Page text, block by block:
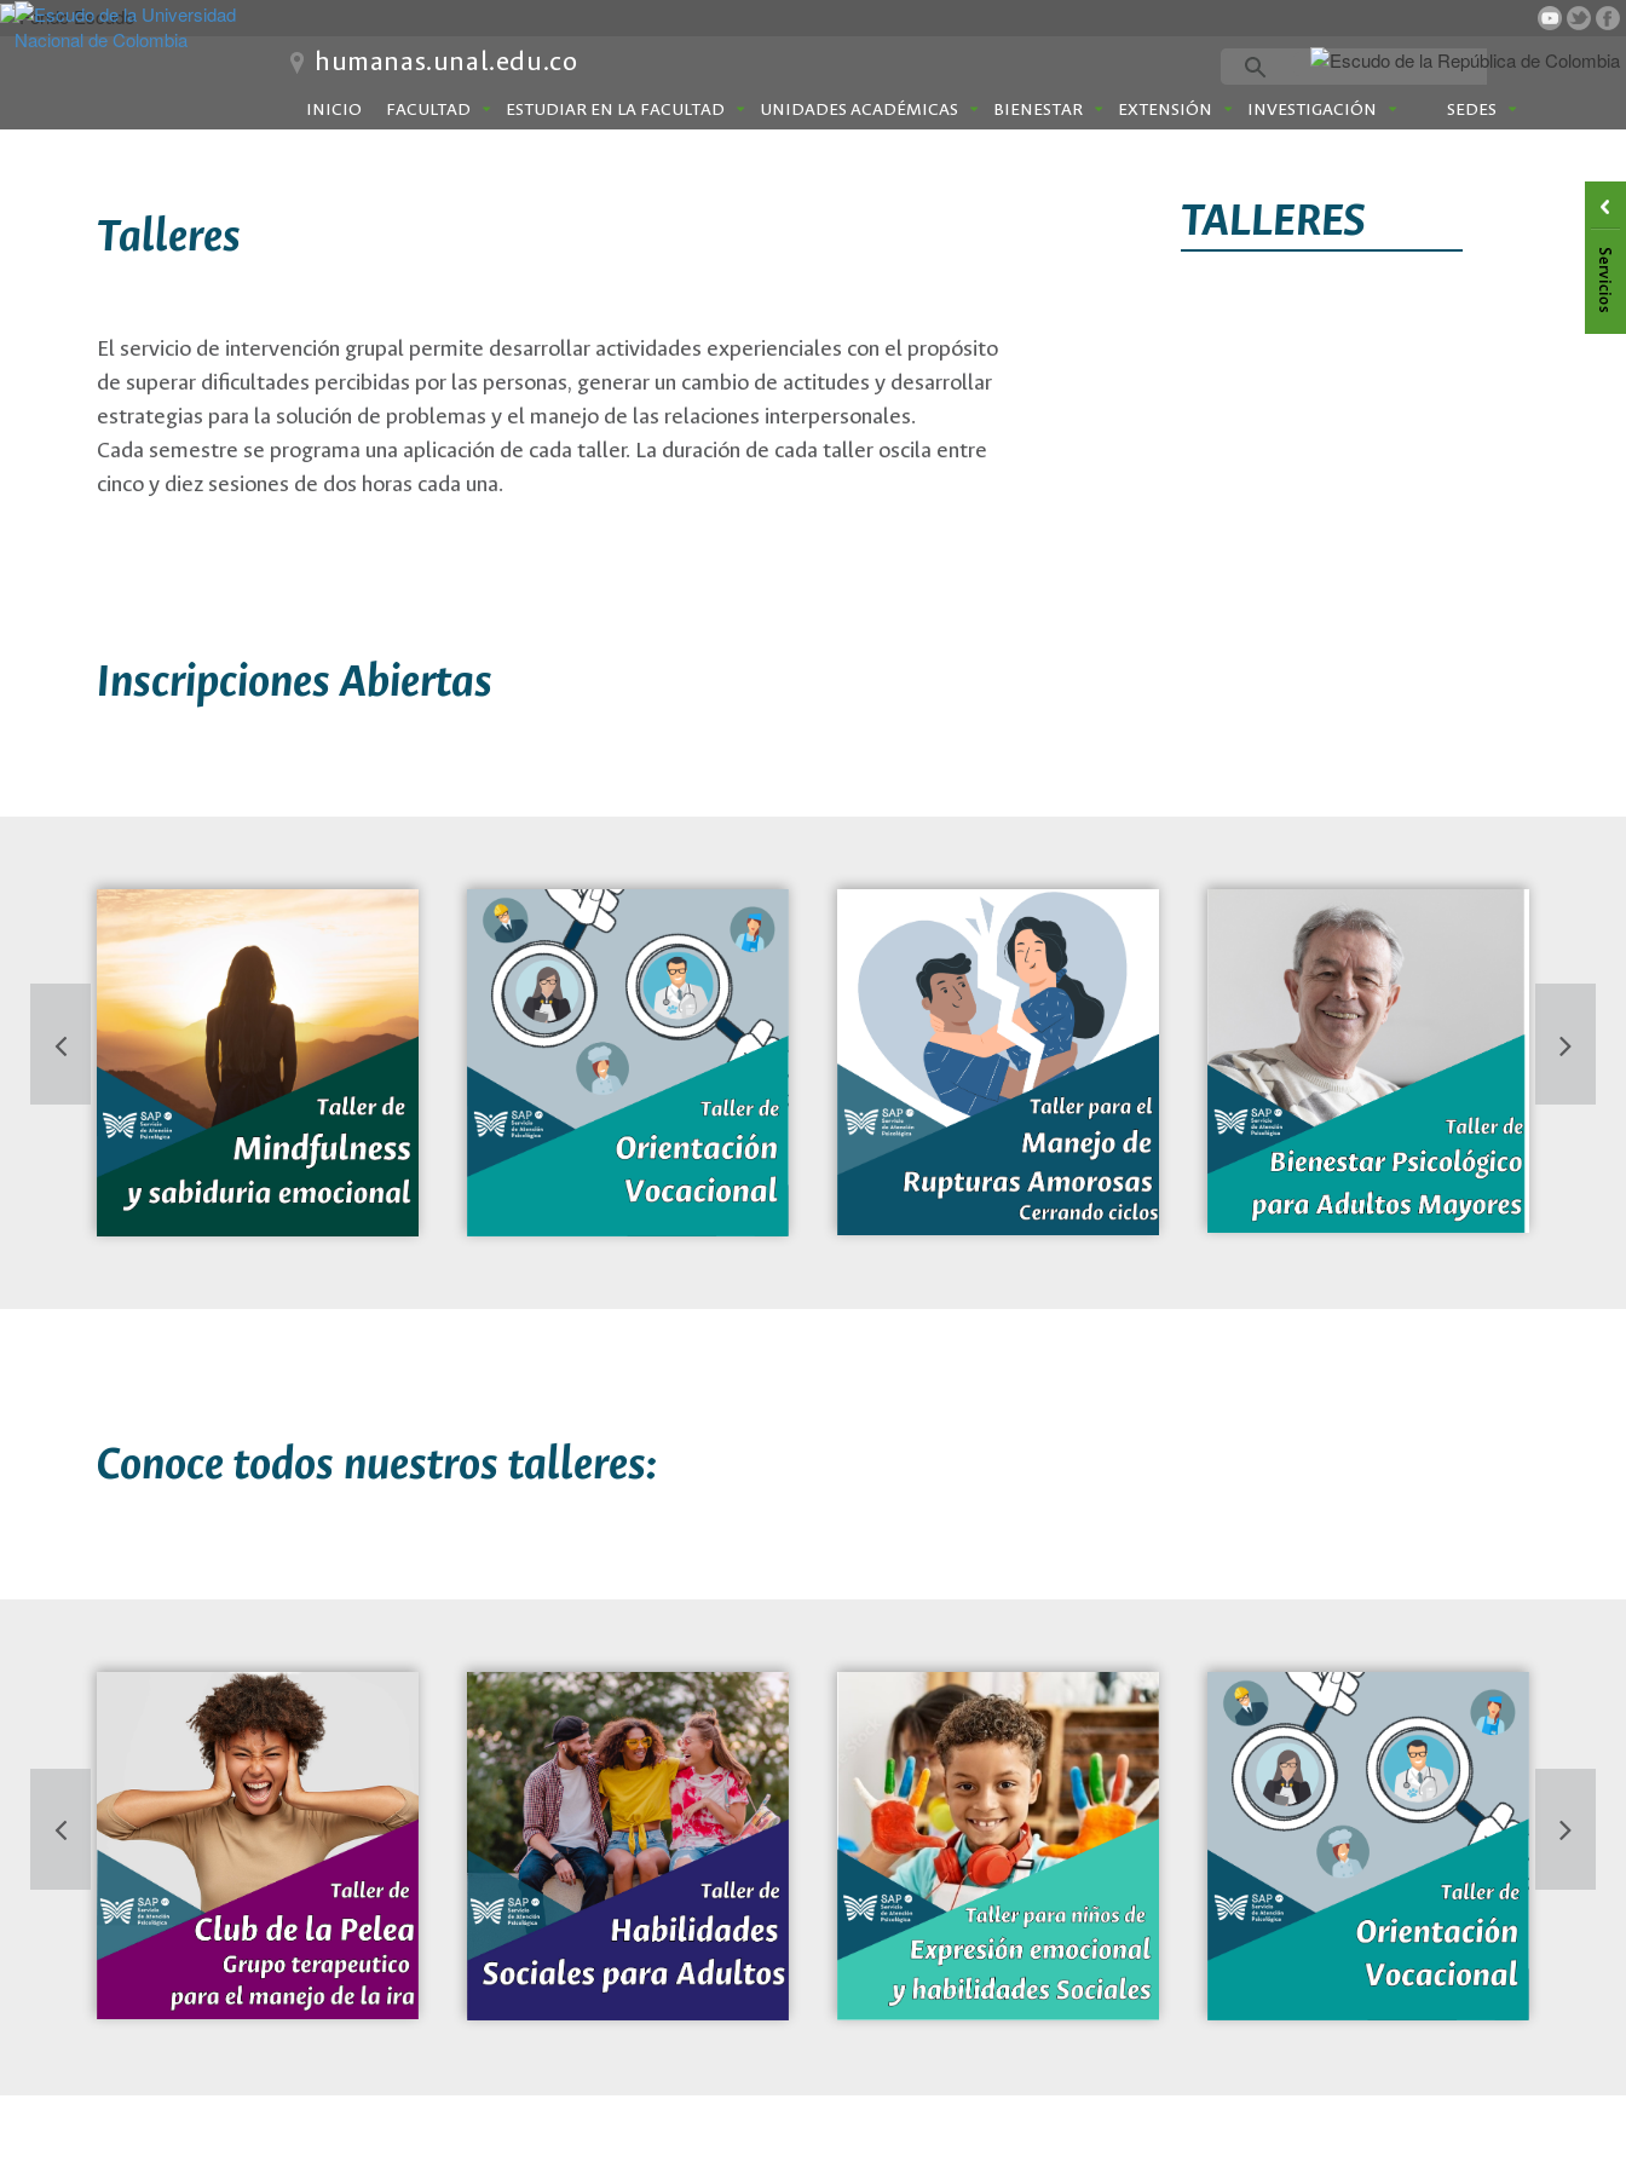
humanas.unal.edu.co
INICIO FACULTAD ESTUDIAR EN LA FACULTAD UNIDADES ACADÉMICAS BIENESTAR EXTENSIÓN INVESTIGACIÓN SEDES
Talleres
El servicio de intervención grupal permite desarrollar actividades experienciales con el propósito
de superar dificultades percibidas por las personas, generar un cambio de actitudes y desarrollar
estrategias para la solución de problemas y el manejo de las relaciones interpersonales.
Cada semestre se programa una aplicación de cada taller. La duración de cada taller oscila entre
cinco y diez sesiones de dos horas cada una.
Inscripciones Abiertas
TALLERES
Conoce todos nuestros talleres: